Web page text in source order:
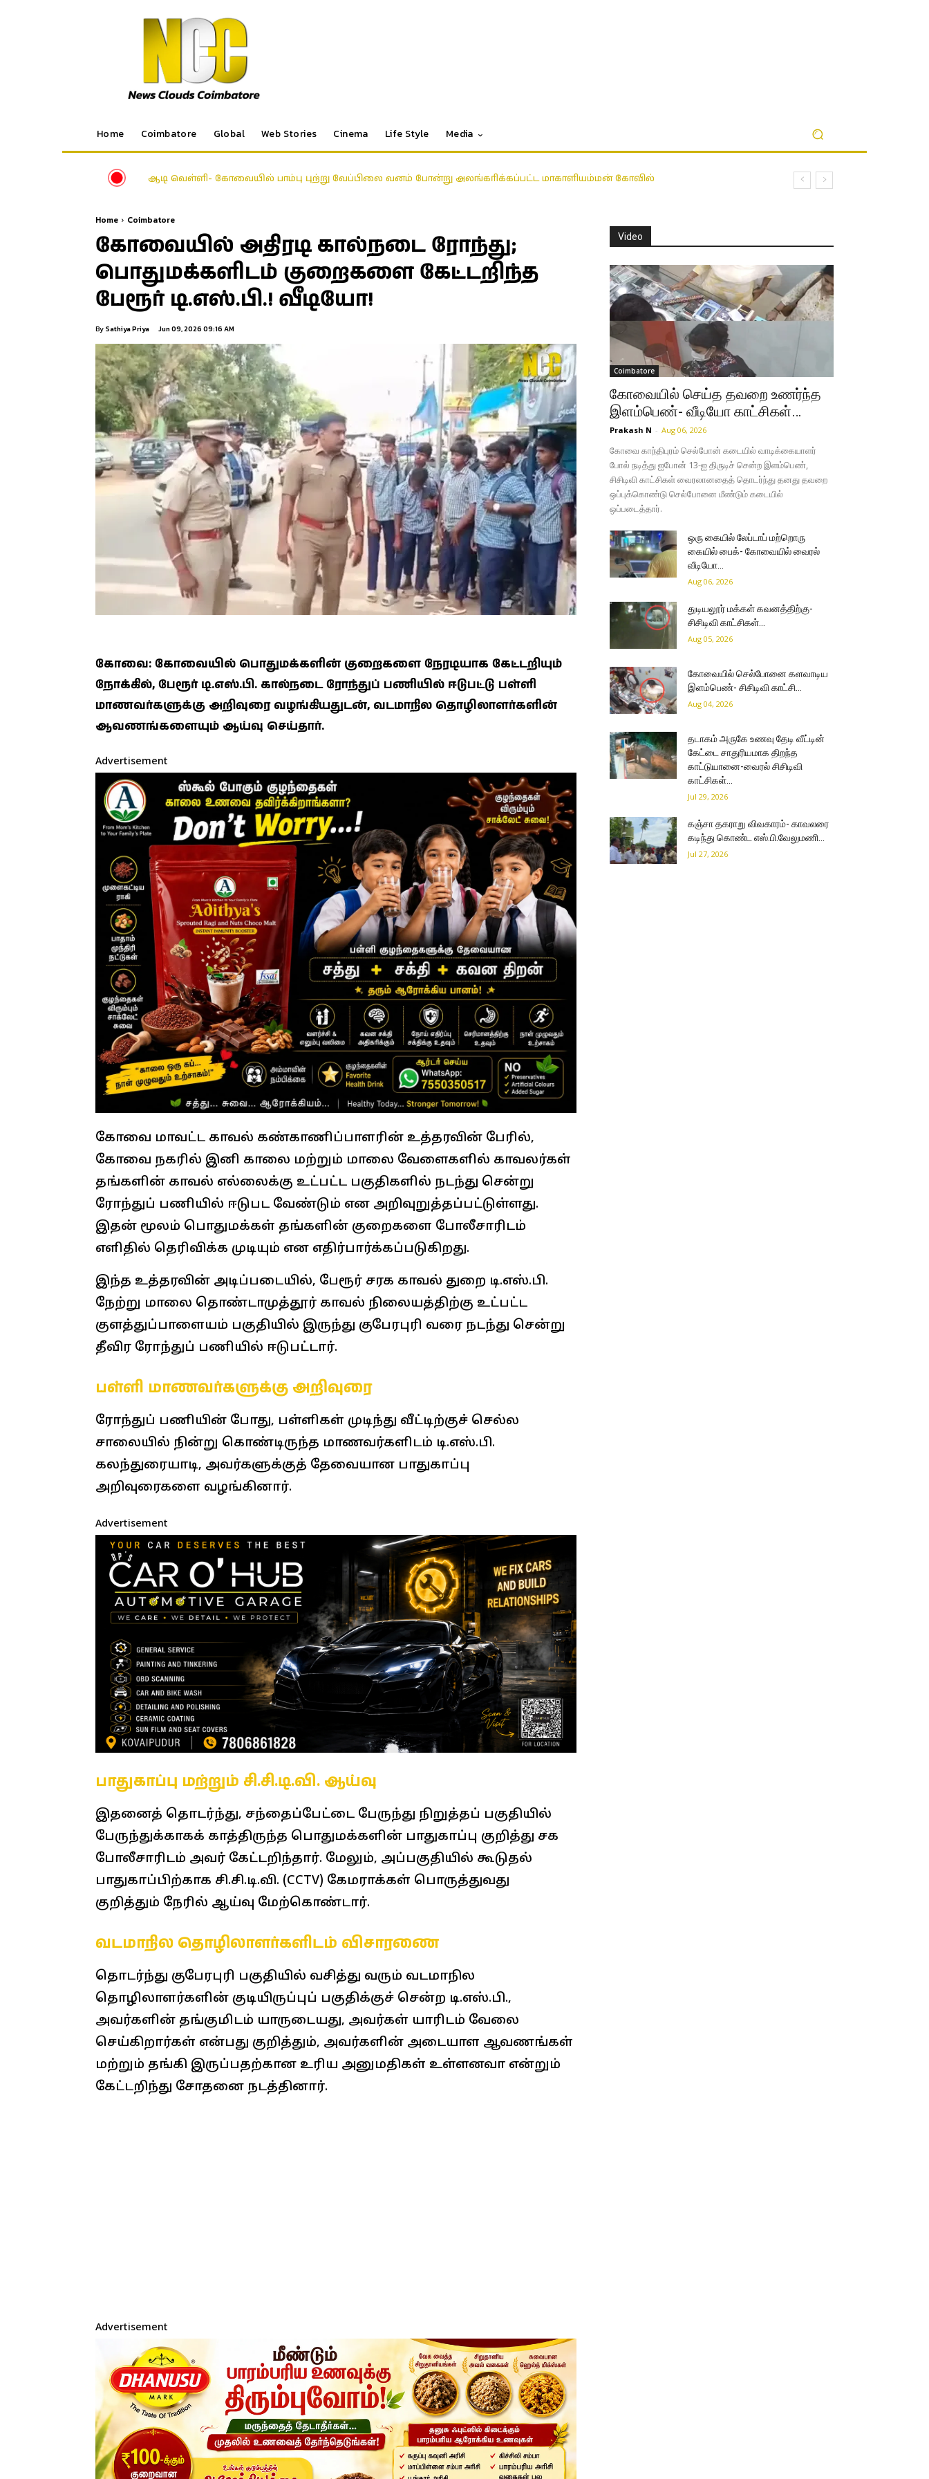
Home Coimbatore Global Web Stories Cinema Life Style Media
ஆடி வெள்ளி- கோவையில் பாம்பு புற்று வேப்பிலை வனம் போன்று அலங்கரிக்கப்பட்ட மாகாளியம்மன் கோவில்
Home Coimbatore
கோவையில் அதிரடி கால்நடை ரோந்து;
பொதுமக்களிடம் குறைகளை கேட்டறிந்த
பேரூர் டி.எஸ்.பி.! வீடியோ!
By Sathiya Priya Jun 09, 2026 09:16 AM
கோவை: கோவையில் பொதுமக்களின் குறைகளை நேரடியாக கேட்டறியும்
நோக்கில், பேரூர் டி.எஸ்.பி. கால்நடை ரோந்துப் பணியில் ஈடுபட்டு பள்ளி
மாணவர்களுக்கு அறிவுரை வழங்கியதுடன், வடமாநில தொழிலாளர்களின்
ஆவணங்களையும் ஆய்வு செய்தார்.
Advertisement
கோவை மாவட்ட காவல் கண்காணிப்பாளரின் உத்தரவின் பேரில்,
கோவை நகரில் இனி காலை மற்றும் மாலை வேளைகளில் காவலர்கள்
தங்களின் காவல் எல்லைக்கு உட்பட்ட பகுதிகளில் நடந்து சென்று
ரோந்துப் பணியில் ஈடுபட வேண்டும் என அறிவுறுத்தப்பட்டுள்ளது.
இதன் மூலம் பொதுமக்கள் தங்களின் குறைகளை போலீசாரிடம்
எளிதில் தெரிவிக்க முடியும் என எதிர்பார்க்கப்படுகிறது.
இந்த உத்தரவின் அடிப்படையில், பேரூர் சரக காவல் துறை டி.எஸ்.பி.
நேற்று மாலை தொண்டாமுத்தூர் காவல் நிலையத்திற்கு உட்பட்ட
குளத்துப்பாளையம் பகுதியில் இருந்து குபேரபுரி வரை நடந்து சென்று
தீவிர ரோந்துப் பணியில் ஈடுபட்டார்.
பள்ளி மாணவர்களுக்கு அறிவுரை
ரோந்துப் பணியின் போது, பள்ளிகள் முடிந்து வீட்டிற்குச் செல்ல
சாலையில் நின்று கொண்டிருந்த மாணவர்களிடம் டி.எஸ்.பி.
கலந்துரையாடி, அவர்களுக்குத் தேவையான பாதுகாப்பு
அறிவுரைகளை வழங்கினார்.
Advertisement
பாதுகாப்பு மற்றும் சி.சி.டி.வி. ஆய்வு
இதனைத் தொடர்ந்து, சந்தைப்பேட்டை பேருந்து நிறுத்தப் பகுதியில்
பேருந்துக்காகக் காத்திருந்த பொதுமக்களின் பாதுகாப்பு குறித்து சக
போலீசாரிடம் அவர் கேட்டறிந்தார். மேலும், அப்பகுதியில் கூடுதல்
பாதுகாப்பிற்காக சி.சி.டி.வி. (CCTV) கேமராக்கள் பொருத்துவது
குறித்தும் நேரில் ஆய்வு மேற்கொண்டார்.
வடமாநில தொழிலாளர்களிடம் விசாரணை
தொடர்ந்து குபேரபுரி பகுதியில் வசித்து வரும் வடமாநில
தொழிலாளர்களின் குடியிருப்புப் பகுதிக்குச் சென்ற டி.எஸ்.பி.,
அவர்களின் தங்குமிடம் யாருடையது, அவர்கள் யாரிடம் வேலை
செய்கிறார்கள் என்பது குறித்தும், அவர்களின் அடையாள ஆவணங்கள்
மற்றும் தங்கி இருப்பதற்கான உரிய அனுமதிகள் உள்ளனவா என்றும்
கேட்டறிந்து சோதனை நடத்தினார்.
Advertisement
Video
Coimbatore
கோவையில் செய்த தவறை உணர்ந்த
இளம்பெண்- வீடியோ காட்சிகள்…
Prakash N - Aug 06, 2026
கோவை காந்திபுரம் செல்போன் கடையில் வாடிக்கையாளர்
போல் நடித்து ஐபோன் 13-ஐ திருடிச் சென்ற இளம்பெண்,
சிசிடிவி காட்சிகள் வைரலானதைத் தொடர்ந்து தனது தவறை
ஒப்புக்கொண்டு செல்போனை மீண்டும் கடையில்
ஒப்படைத்தார்.
ஒரு கையில் லேப்டாப் மற்றொரு
கையில் பைக்- கோவையில் வைரல்
வீடியோ…
Aug 06, 2026
துடியலூர் மக்கள் கவனத்திற்கு-
சிசிடிவி காட்சிகள்…
Aug 05, 2026
கோவையில் செல்போனை களவாடிய
இளம்பெண்- சிசிடிவி காட்சி…
Aug 04, 2026
தடாகம் அருகே உணவு தேடி வீட்டின்
கேட்டை சாதுரியமாக திறந்த
காட்டுயானை-வைரல் சிசிடிவி
காட்சிகள்…
Jul 29, 2026
கஞ்சா தகராறு விவகாரம்- காவலரை
கடிந்து கொண்ட எஸ்.பி.வேலுமணி…
Jul 27, 2026